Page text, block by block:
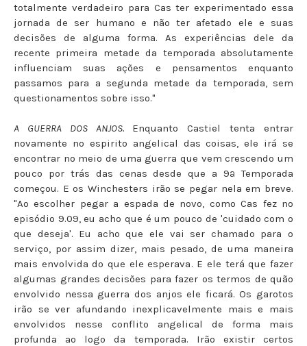
totalmente verdadeiro para Cas ter experimentado essa
jornada de ser humano e não ter afetado ele e suas
decisões de alguma forma. As experiências dele da
recente primeira metade da temporada absolutamente
influenciam suas ações e pensamentos enquanto
passamos para a segunda metade da temporada, sem
questionamentos sobre isso."
A GUERRA DOS ANJOS.Enquanto Castiel tenta entrar
novamente no espirito angelical das coisas, ele irá se
encontrar no meio de uma guerra que vem crescendo um
pouco por trás das cenas desde que a 9ª Temporada
começou. E os Winchesters irão se pegar nela em breve.
"Ao escolher pegar a espada de novo, como Cas fez no
episódio 9.09, eu acho que é um pouco de 'cuidado com o
que deseja'. Eu acho que ele vai ser chamado para o
serviço, por assim dizer, mais pesado, de uma maneira
mais envolvida do que ele esperava. E ele terá que fazer
algumas grandes decisões para fazer os termos de quão
envolvido nessa guerra dos anjos ele ficará. Os garotos
irão se ver afundando inexplicavelmente mais e mais
envolvidos nesse conflito angelical de forma mais
profunda ao logo da temporada. Irão existir certos